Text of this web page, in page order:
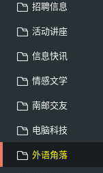
招聘信息
活动讲座
信息快讯
情感文学
南邮交友
电脑科技
外语角落